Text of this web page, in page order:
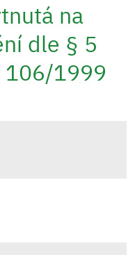
na
dle § 5
106/1999